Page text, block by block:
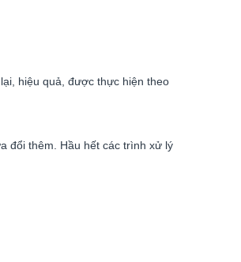
hiệu quả, được thực hiện theo
đổi thêm. Hầu hết các trình xử lý